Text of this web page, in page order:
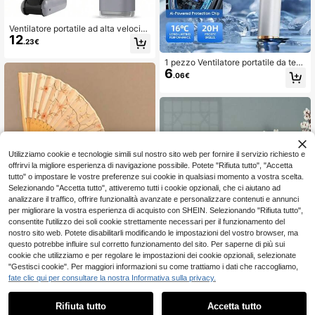
Ventilatore portatile ad alta velocit
à, batteria ad alta capacità da 400
0mAh, display digitale intelligente, t
di raffreddamento a ghiaccio
12.23€
Risparmia 0.07€
Ventaglio pieghevole cinese, stile a
ntico, ventaglio da danza estivo Ha
nfu per donne Cheongsam, ventagli
o bohémien portatile con stampa fot
3
1 pezzo Ventilatore portatile da ten
ere in mano, con velocità del vento
regolabile da 100 impostazioni, ada
6.06€
Risparmia 0.01€
10/5/2 pezzi & 1 pezzo Ventaglio pi
0
Utilizziamo cookie e tecnologie simili sul nostro sito web per fornire il servizio richiesto e
offrirvi la migliore esperienza di navigazione possibile. Potete "Rifiuta tutto", "Accetta
tutto" o impostare le vostre preferenze sui cookie in qualsiasi momento a vostra scelta.
Selezionando "Accetta tutto", attiveremo tutti i cookie opzionali, che ci aiutano ad
analizzare il traffico, offrire funzionalità avanzate e personalizzare contenuti e annunci
per migliorare la vostra esperienza di acquisto con SHEIN. Selezionando "Rifiuta tutto",
consentite l'utilizzo dei soli cookie strettamente necessari per il funzionamento del
nostro sito web. Potete disabilitarli modificando le impostazioni del vostro browser, ma
questo potrebbe influire sul corretto funzionamento del sito. Per saperne di più sui
cookie che utilizziamo e per regolare le impostazioni dei cookie opzionali, selezionate
"Gestisci cookie". Per maggiori informazioni su come trattiamo i dati che raccogliamo,
fate clic qui per consultare la nostra Informativa sulla privacy.
Rifiuta tutto Accetta tutto